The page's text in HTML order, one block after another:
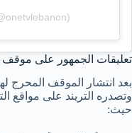
تعليقات الجمهور على
بعد انتشار الموقف المحرج
وتصدره التريند على مواقع
حيث: